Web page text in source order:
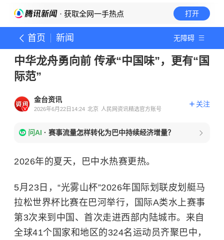
· 获取全网一手热点 打开
首页 新闻 无障碍
中华龙舟勇向前 传承“中国味”，更有“国
际范”
金台资讯
2026年6月22日14:24 北京 人民网资讯精选官方账号
关注
问AI · 赛事流量怎样转化为巴中持续经济增量？
2026年的夏天，巴中水热赛更热。
5月23日，“光雾山杯”2026年国际划联皮划艇马
拉松世界杯比赛在巴河举行，国际A类水上赛事
第3次来到中国、首次走进西部内陆城市。来自
全球41个国家和地区的324名运动员齐聚巴中，